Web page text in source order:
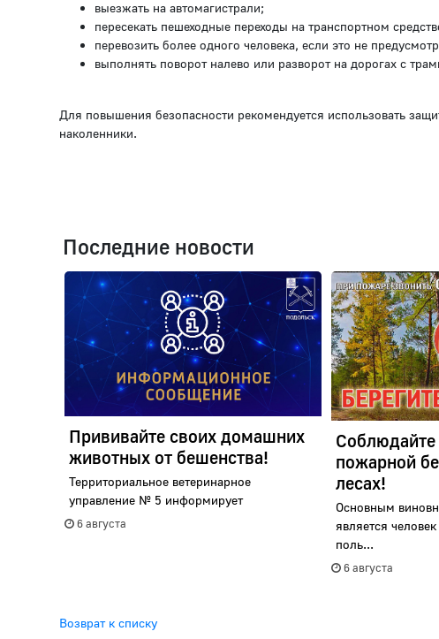
выезжать на автомагистрали;
пересекать пешеходные переходы на транспортном
перевозить более одного человека, если это не
выполнять поворот налево или разворот на дорогах с
Для повышения безопасности рекомендуется использовать
наколенники.
Последние новости
Прививайте своих домашних
животных от бешенства!
Территориальное ветеринарное
управление № 5 информирует
6 августа
Соблюдайте
пожарной
лесах!
Основным
является
поль...
6 августа
Возврат к списку